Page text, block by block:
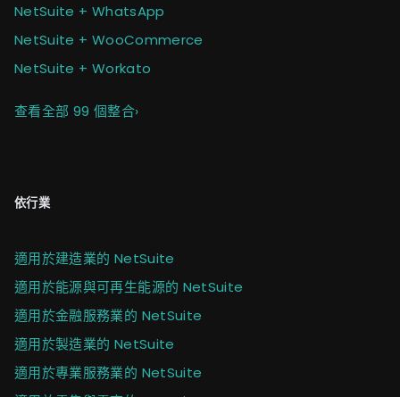
NetSuite + WhatsApp
NetSuite + WooCommerce
NetSuite + Workato
查看全部 99 個整合›
依行業
適用於建造業的 NetSuite
適用於能源與可再生能源的 NetSuite
適用於金融服務業的 NetSuite
適用於製造業的 NetSuite
適用於專業服務業的 NetSuite